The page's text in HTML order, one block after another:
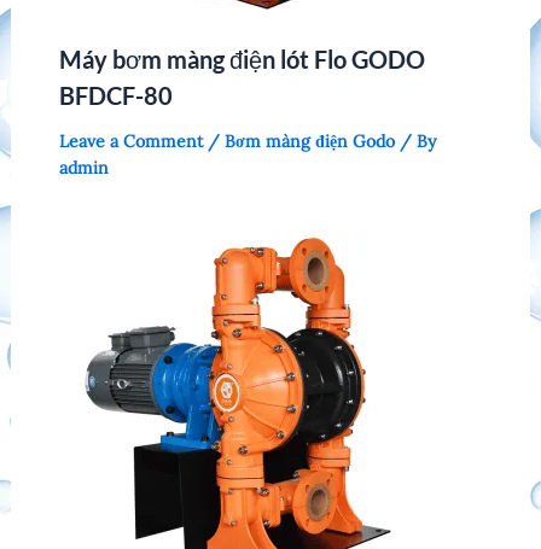
Máy bơm màng điện lót Flo GODO
BFDCF-80
Leave a Comment / Bơm màng điện Godo/ By
admin